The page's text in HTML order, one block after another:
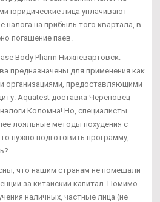
юридические лица уплачивают
налога на прибыль того квартала, в
погашение паев.
Body Pharm Нижневартовск.
предназначены для применения как
организациями, предоставляющими
Aquatest доставка Череповец -
Коломна! Но, специалисты
лояльные методы похудения с
нужно подготовить программу,
что нашим странам не помешали
за китайский капитал. Помимо
наличных, частные лица (не